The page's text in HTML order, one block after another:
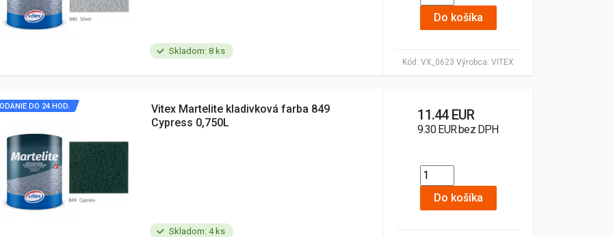
Skladom: 8 ks
Kód: VX_0623 Výrobca: VITEX
Do košíka
Skladom: 4 ks
DO 24 HOD.
Vitex Martelite kladivková farba 849
Cypress 0,750L
11.44 EUR
9.30 EUR bez DPH
Do košíka